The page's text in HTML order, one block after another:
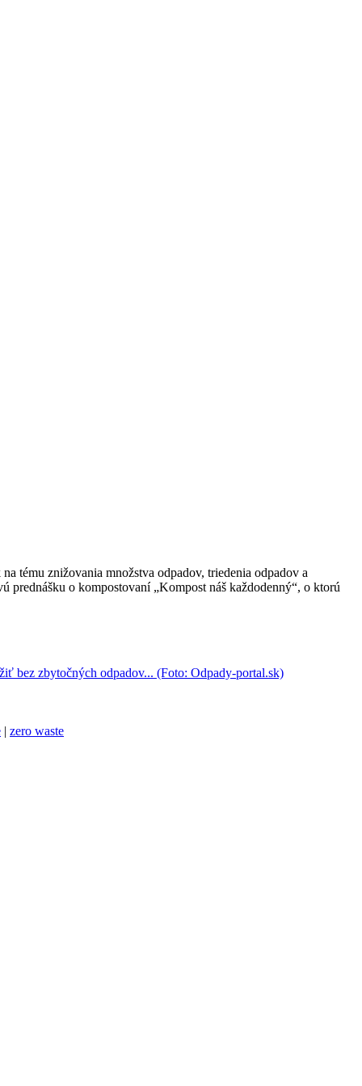
tému znižovania množstva odpadov, triedenia odpadov a
prednášku o kompostovaní „Kompost náš každodenný“, o ktorú
| zero waste